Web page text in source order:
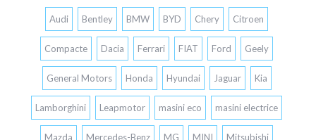
Audi Bentley BMW BYD Chery Citroen
Compacte Dacia Ferrari FIAT Ford Geely
General Motors Honda Hyundai Jaguar Kia
Lamborghini Leapmotor masini eco masini electrice
Mazda Mercedes-Benz MG MINI Mitsubishi